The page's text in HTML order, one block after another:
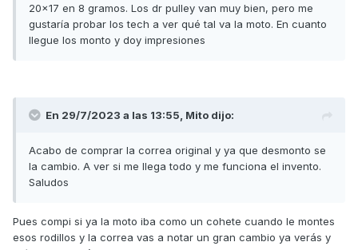
20x17 en 8 gramos. Los dr pulley van muy bien, pero me
gustaría probar los tech a ver qué tal va la moto. En cuanto
llegue los monto y doy impresiones
En 29/7/2023 a las 13:55, Mito dijo:
Acabo de comprar la correa original y ya que desmonto se
la cambio. A ver si me llega todo y me funciona el invento.
Saludos
Pues compi si ya la moto iba como un cohete cuando le montes
esos rodillos y la correa vas a notar un gran cambio ya verás y